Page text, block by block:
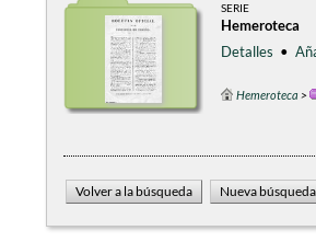
SERIE
Hemeroteca
Detalles •
Hemeroteca >